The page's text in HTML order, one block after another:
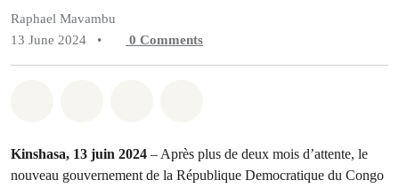
Raphael Mavambu
13 June 2024
• 0 Comments
Kinshasa, 13 juin 2024 – Après plus de deux mois d’attente, le
nouveau gouvernement de la République Democratique du Congo